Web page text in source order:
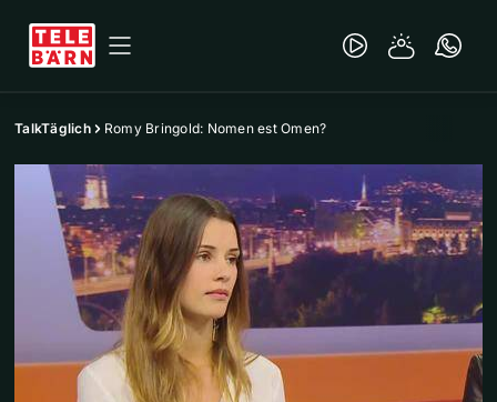
TalkTäglich Romy Bringold: Nomen est Omen?